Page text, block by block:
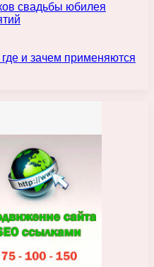
свадьбы юбилея
и зачем применяются